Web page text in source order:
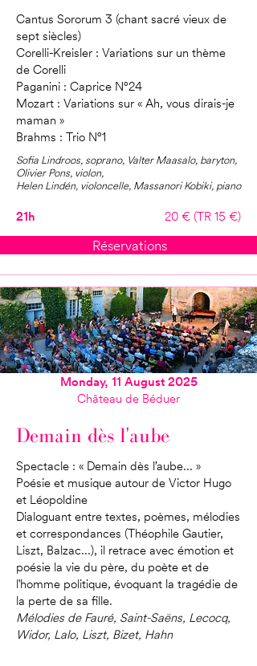
Cantus Sororum 3 (chant sacré vieux de
sept siècles)
Corelli-Kreisler : Variations sur un thème
de Corelli
Paganini : Caprice N°24
Mozart : Variations sur « Ah, vous dirais-je
maman »
Brahms : Trio N°1
Sofia Lindroos, soprano, Valter Maasalo, baryton,
Olivier Pons, violon,
Helen Lindén, violoncelle, Massanori Kobiki, piano
21h 20 € (TR 15 €)
Réservations
Demain dès l'aube
Spectacle : « Demain dès l’aube... »
Poésie et musique autour de Victor Hugo
et Léopoldine
Dialoguant entre textes, poèmes, mélodies
et correspondances (Théophile Gautier,
Liszt, Balzac...), il retrace avec émotion et
poésie la vie du père, du poète et de
l'homme politique, évoquant la tragédie de
la perte de sa fille.
Mélodies de Fauré, Saint-Saëns, Lecocq,
Widor, Lalo, Liszt, Bizet, Hahn
Monday, 11 August 2025
Château de Béduer